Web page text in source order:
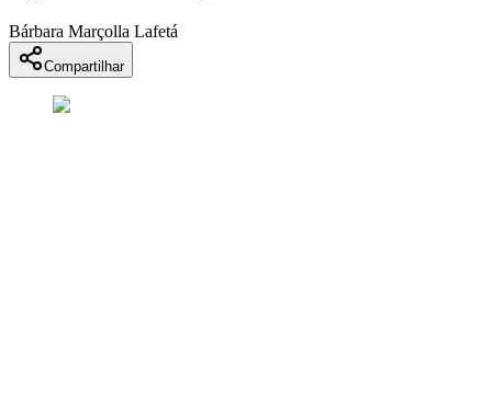
Bárbara Marçolla Lafetá
Compartilhar